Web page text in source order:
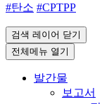
#탄소 #CPTPP
검색 레이어 닫기
전체메뉴 열기
발간물
보고서